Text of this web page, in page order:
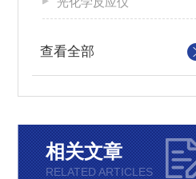
查看全部
相关文章
RELATED ARTICLES